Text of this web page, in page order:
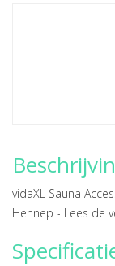
vidaXL Sauna
Hennep - Lees de